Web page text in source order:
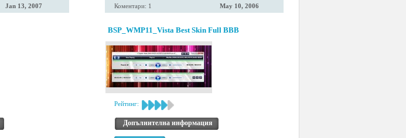
Jan 13, 2007
Коментари: 1
May 10, 2006
BSP_WMP11_Vista Best Skin Full BBB
Рейтинг:
Допълнителна информация